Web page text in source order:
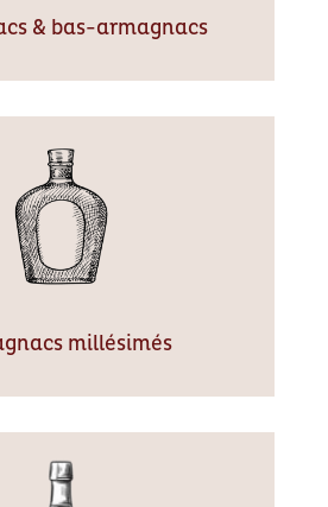
& bas-armagnacs
millésimés